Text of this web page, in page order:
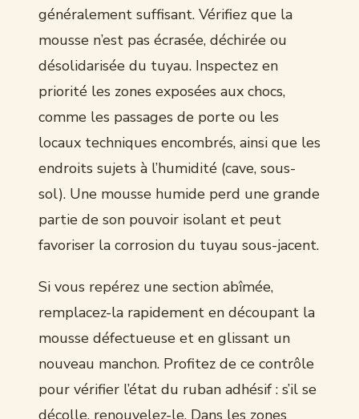
généralement suffisant. Vérifiez que la
mousse n’est pas écrasée, déchirée ou
désolidarisée du tuyau. Inspectez en
priorité les zones exposées aux chocs,
comme les passages de porte ou les
locaux techniques encombrés, ainsi que les
endroits sujets à l’humidité (cave, sous-
sol). Une mousse humide perd une grande
partie de son pouvoir isolant et peut
favoriser la corrosion du tuyau sous-jacent.
Si vous repérez une section abîmée,
remplacez-la rapidement en découpant la
mousse défectueuse et en glissant un
nouveau manchon. Profitez de ce contrôle
pour vérifier l’état du ruban adhésif : s’il se